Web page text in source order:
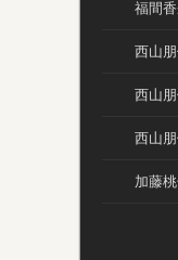
福間
西山
西山
西山
加藤